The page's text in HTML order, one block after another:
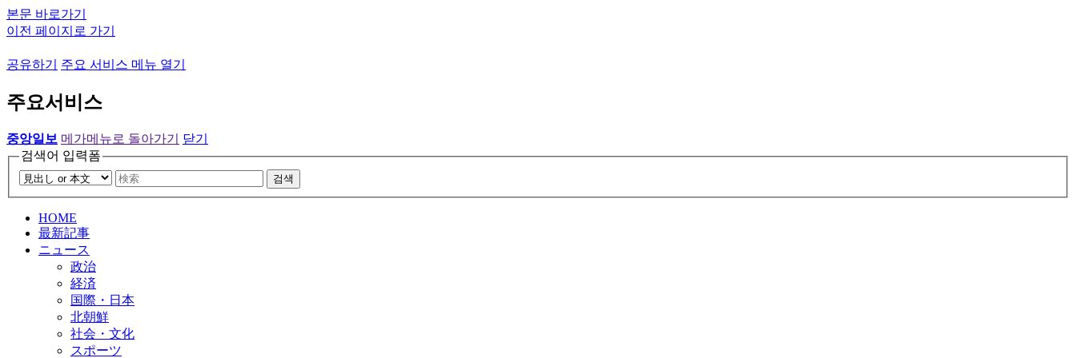
본문 바로가기
이전 페이지로 가기
공유하기 주요 서비스 메뉴 열기
주요서비스
중앙일보 메가메뉴로 돌아가기
닫기
검색어 입력폼
검색
HOME
最新記事
ニュース
政治
経済
国際・日本
北朝鮮
社会・文化
スポーツ